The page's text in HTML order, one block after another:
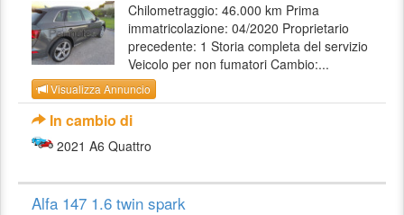
Chilometraggio: 46.000 km Prima
immatricolazione: 04/2020 Proprietario
precedente: 1 Storia completa del servizio
Veicolo per non fumatori Cambio:...
Visualizza Annuncio
In cambio di
2021 A6 Quattro
Alfa 147 1.6 twin spark